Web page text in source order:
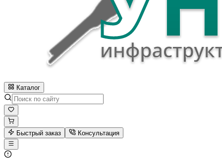
Каталог
Быстрый заказ Консультация